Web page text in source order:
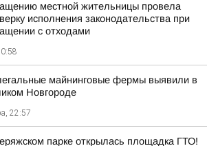
местной жительницы провела
исполнения законодательства при
с отходами
майнинговые фермы выявили в
Новгороде
22:57
парке открылась площадка ГТО!